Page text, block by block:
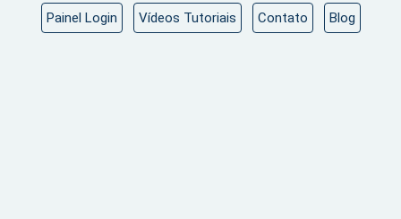
Painel Login Vídeos Tutoriais Contato Blog